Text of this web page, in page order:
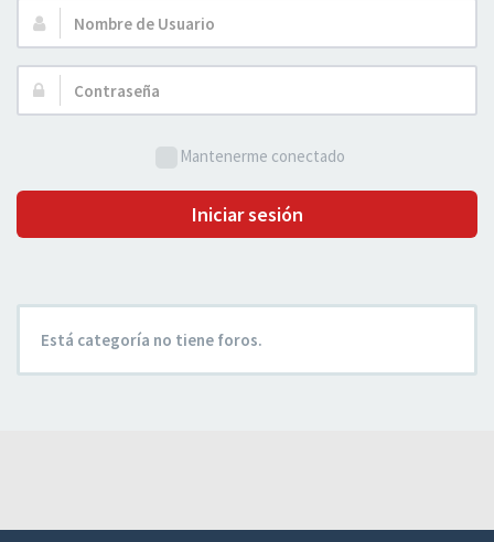
Nombre
de
Usuario:
Contraseña:
Mantenerme conectado
Iniciar sesión
Está categoría no tiene foros.